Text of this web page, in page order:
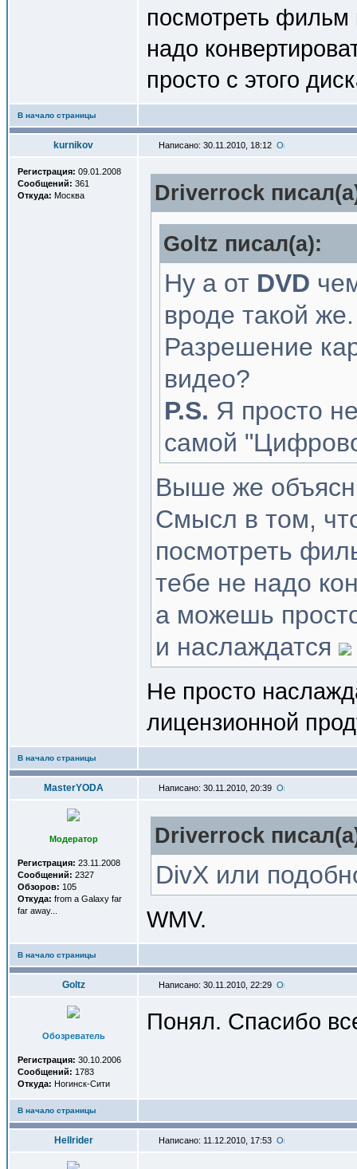
посмотреть фильм
надо
просто с этого
В начало страницы
kurnikov Написано: 30.11.2010, 18:12
Регистрация: 09.01.2008
Сообщений: 361
Откуда: Москва Driverrock
Goltz писал(a):
Ну а от DVD
вроде такой
Разрешение
видео?
P.S. Я просто
самой
Выше же
Смысл в том,
посмотреть
тебе не надо
а можешь
и наслаждатся
Не просто
лицензионной
В начало страницы
MasterYODA Написано: 30.11.2010, 20:39
Модератор
Регистрация: 23.11.2008
Сообщений: 2327
Обзоров: 105
Откуда: from a Galaxy far
far away...
Driverrock
DivX или
WMV.
В начало страницы
Goltz Написано: 30.11.2010, 22:29
Обозреватель
Регистрация: 30.10.2006
Сообщений: 1783
Откуда: Ногинск-Сити
Понял. Спасибо
В начало страницы
Hellrider Написано: 11.12.2010, 17:53